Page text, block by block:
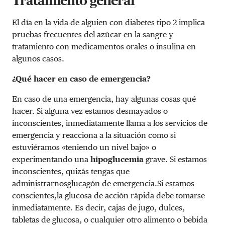
El día en la vida de alguien con diabetes tipo 2 implica
pruebas frecuentes del azúcar en la sangre y
tratamiento con medicamentos orales o insulina en
algunos casos.
¿Qué hacer en caso de emergencia?
En caso de una emergencia, hay algunas cosas qué
hacer. Si alguna vez estamos desmayados o
inconscientes, inmediatamente llama a los servicios de
emergencia y reacciona a la situación como si
estuviéramos «teniendo un nivel bajo» o
experimentando una hipoglucemia grave. Si estamos
inconscientes, quizás tengas que
administrarnosglucagón de emergencia.Si estamos
conscientes,la glucosa de acción rápida debe tomarse
inmediatamente. Es decir, cajas de jugo, dulces,
tabletas de glucosa, o cualquier otro alimento o bebida